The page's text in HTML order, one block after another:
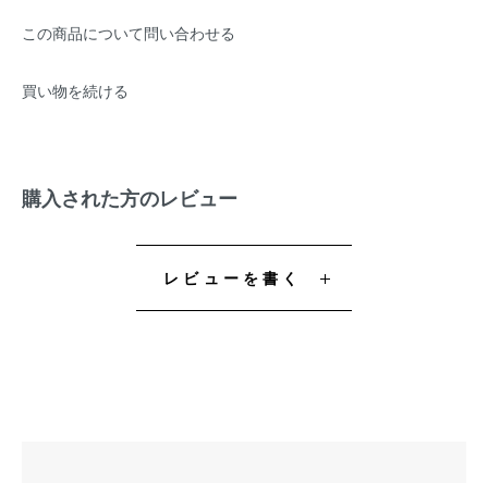
この商品について問い合わせる
買い物を続ける
購入された方のレビュー
レビューを書く